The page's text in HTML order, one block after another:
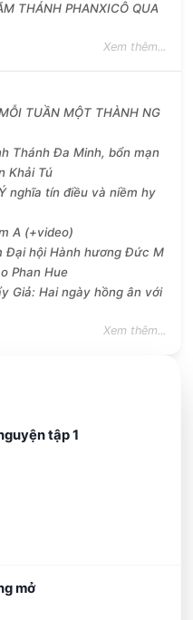
THÁNH PHANXICÔ QUA
Xem thêm...
TUẦN MỘT THÀNH NG
Thánh Đa Minh, bổn mạn
Khải Tú
nghĩa tín điều và niềm hy
A (+video)
Đại hội Hành hương Đức M
Phan Hue
Giả: Hai ngày hồng ân với
Xem thêm...
tập 1
mở